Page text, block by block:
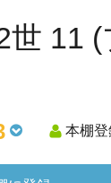
世 11
本棚登